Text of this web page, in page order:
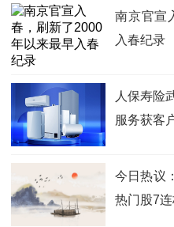
南京官宣
入春纪录
人保寿险
服务获客
今日热议
热门股7连